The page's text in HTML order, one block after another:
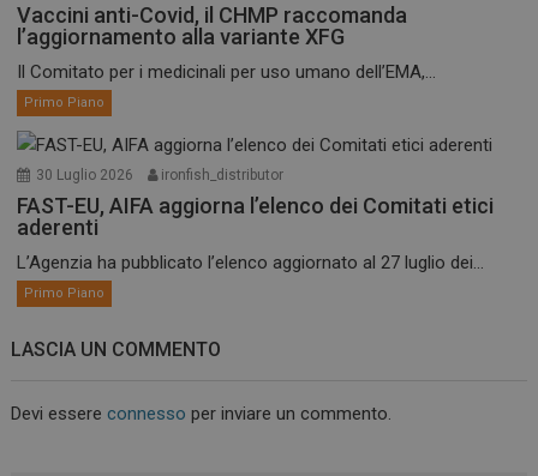
Vaccini anti-Covid, il CHMP raccomanda
l’aggiornamento alla variante XFG
Il Comitato per i medicinali per uso umano dell’EMA,...
Primo Piano
30 Luglio 2026 ironfish_distributor
FAST-EU, AIFA aggiorna l’elenco dei Comitati etici
aderenti
L’Agenzia ha pubblicato l’elenco aggiornato al 27 luglio dei...
Primo Piano
LASCIA UN COMMENTO
Devi essereconnesso per inviare un commento.